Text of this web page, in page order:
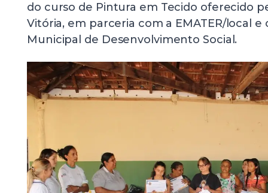
do curso de Pintura em Tecido oferecido
Vitória, em parceria com a EMATER/local e
Municipal de Desenvolvimento Social.